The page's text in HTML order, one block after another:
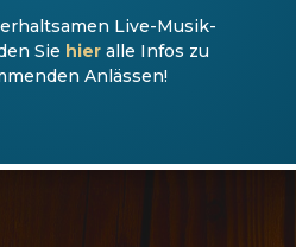
Live-Musik-
Sie hier alle Infos zu
Anlässen!